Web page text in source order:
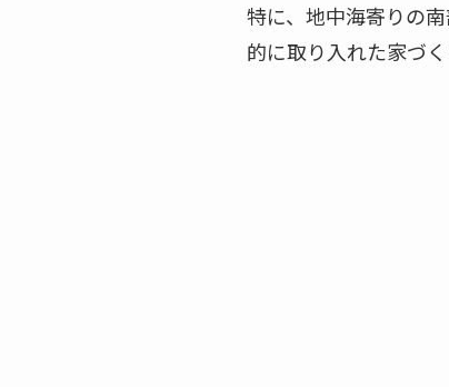
特に、地中海寄りの
的に取り入れた家づ